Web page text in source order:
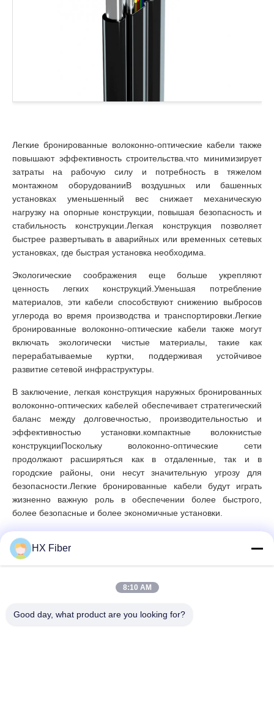
Легкие бронированные волоконно-оптические кабели также
повышают эффективность строительства.что минимизирует
затраты на рабочую силу и потребность в тяжелом
монтажном оборудованииВ воздушных или башенных
установках уменьшенный вес снижает механическую
нагрузку на опорные конструкции, повышая безопасность и
стабильность конструкции.Легкая конструкция позволяет
быстрее развертывать в аварийных или временных сетевых
установках, где быстрая установка необходима.
Экологические соображения еще больше укрепляют
ценность легких конструкций.Уменьшая потребление
материалов, эти кабели способствуют снижению выбросов
углерода во время производства и транспортировки.Легкие
бронированные волоконно-оптические кабели также могут
включать экологически чистые материалы, такие как
перерабатываемые куртки, поддерживая устойчивое
развитие сетевой инфраструктуры.
В заключение, легкая конструкция наружных бронированных
волоконно-оптических кабелей обеспечивает стратегический
баланс между долговечностью, производительностью и
эффективностью установки.компактные волокнистые
конструкцииПоскольку волоконно-оптические сети
продолжают расширяться как в отдаленные, так и в
городские районы, они несут значительную угрозу для
безопасности.Легкие бронированные кабели будут играть
жизненно важную роль в обеспечении более быстрого,
более безопасные и более экономичные установки.
Быстрый контакт
Адрес
HX Fiber
8:10 AM
Good day, what product are you looking for?